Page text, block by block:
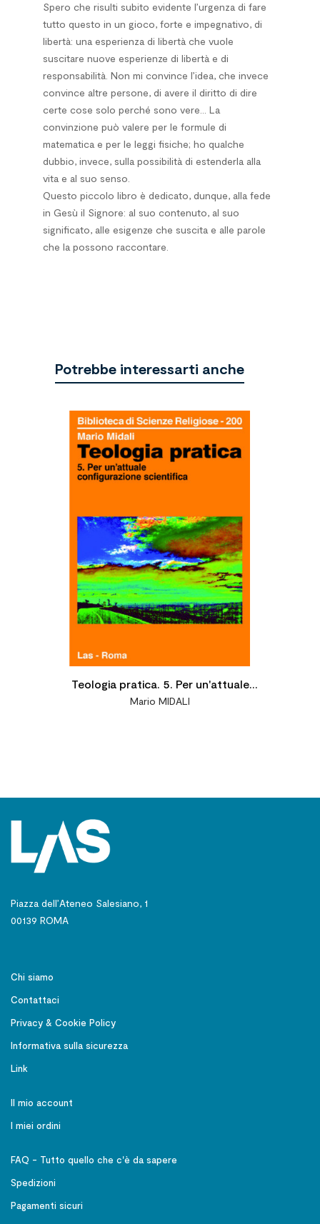
Spero che risulti subito evidente l’urgenza di fare
tutto questo in un gioco, forte e impegnativo, di
libertà: una esperienza di libertà che vuole
suscitare nuove esperienze di libertà e di
responsabilità. Non mi convince l’idea, che invece
convince altre persone, di avere il diritto di dire
certe cose solo perché sono vere… La
convinzione può valere per le formule di
matematica e per le leggi fisiche; ho qualche
dubbio, invece, sulla possibilità di estenderla alla
vita e al suo senso.
Questo piccolo libro è dedicato, dunque, alla fede
in Gesù il Signore: al suo contenuto, al suo
significato, alle esigenze che suscita e alle parole
che la possono raccontare.
Potrebbe interessarti anche
Teologia pratica. 5. Per un'attuale
configurazione scientifica
Mario MIDALI
Piazza dell’Ateneo Salesiano, 1
00139 ROMA
Chi siamo
Contattaci
Privacy & Cookie Policy
Informativa sulla sicurezza
Link
Il mio account
I miei ordini
FAQ - Tutto quello che c'è da sapere
Spedizioni
Pagamenti sicuri